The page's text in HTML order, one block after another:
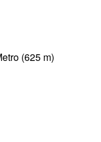
(625 m)